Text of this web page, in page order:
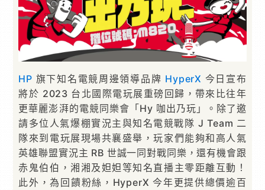
HP 旗下知名電競周邊領導品牌 HyperX 今日宣布
將於 2023 台北國際電玩展重磅回歸，帶來比往年
更華麗澎湃的電競同樂會「Hy 咖出乃玩」。除了邀
請多位人氣爆棚實況主與知名電競戰隊 J Team 二
隊來到電玩展現場共襄盛舉，玩家們能夠和高人氣
英雄聯盟實況主 RB 世誠一同對戰同樂，還有機會跟
赤鬼伯伯，湘湘及妲妲等知名直播主零距離互動！
此外，為回饋粉絲，HyperX 今年更提供總價逾百